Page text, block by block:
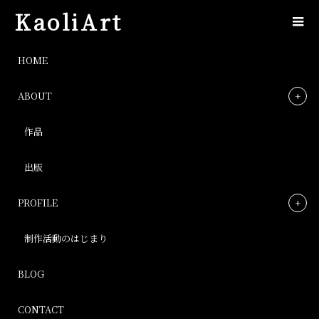
KaoliArt
HOME
ABOUT
作品
出版
PROFILE
制作活動のはじまり
BLOG
CONTACT
IMG_7898
Post